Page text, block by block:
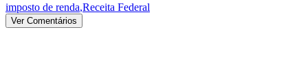
imposto de renda,Receita Federal
Ver Comentários